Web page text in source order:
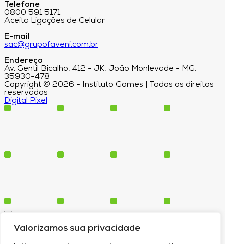
Valorizamos sua privacidade
Telefone
0800 591 5171
Aceita Ligações de Celular
E-mail
sac@grupofaveni.com.br
Endereço
Av. Gentil Bicalho, 412 - JK, João Monlevade - MG,
35930-478
Copyright © 2026 - Instituto Gomes | Todos os direitos
reservados
Digital Pixel
Cursos